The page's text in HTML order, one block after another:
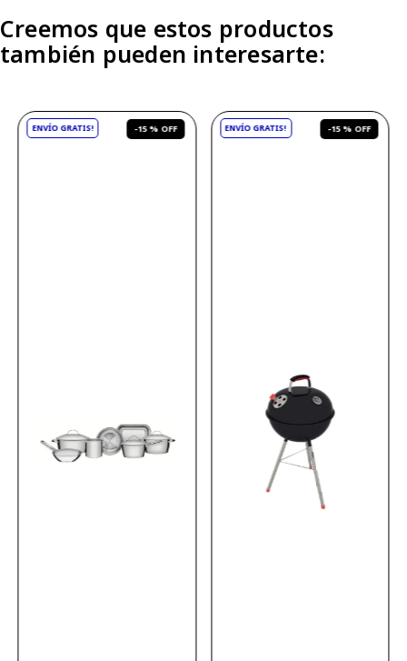
Creemos que estos productos
también pueden interesarte:
-15 % -15 %